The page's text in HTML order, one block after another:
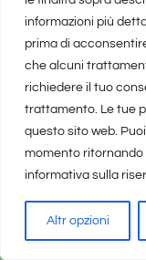
informazioni più
prima di
che alcuni
richiedere il tuo
trattamento. Le tue
questo sito web.
momento
informativa sulla
Altr opzioni